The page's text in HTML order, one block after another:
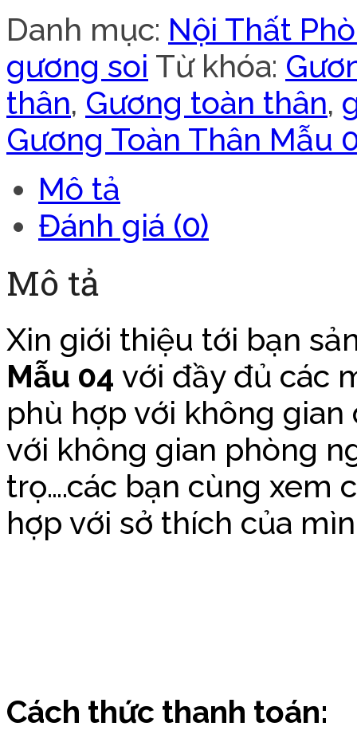
Danh mục: Nội Thất
gương soi Từ khóa:
thân, Gương toàn thân,
Gương Toàn Thân Mẫu
Mô tả
Đánh giá (0)
Mô tả
Xin giới thiệu tới bạn
Mẫu 04 với đầy đủ các
phù hợp với không
với không gian phòng
trọ….các bạn cùng xem
hợp với sở thích của
Cách thức thanh toán: